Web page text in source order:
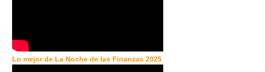
Lo mejor de La Noche de las Finanzas 2025